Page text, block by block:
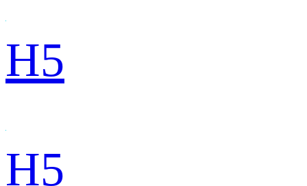
H5
H5